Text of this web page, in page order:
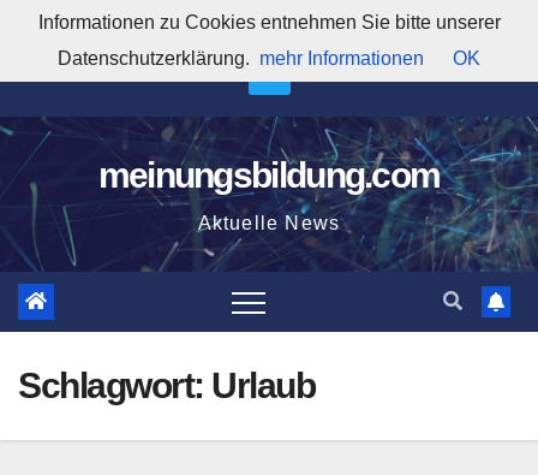
springen
10:29:41 AM
meinungsbildung.com
Aktuelle News
Schlagwort: Urlaub
Informationen zu Cookies entnehmen Sie bitte unserer
Datenschutzerklärung. mehr Informationen OK